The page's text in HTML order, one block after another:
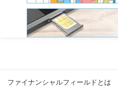
ファイナンシャルフィールドとは